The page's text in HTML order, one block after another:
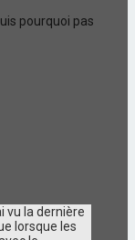
pourquoi pas
vu la dernière
lorsque les